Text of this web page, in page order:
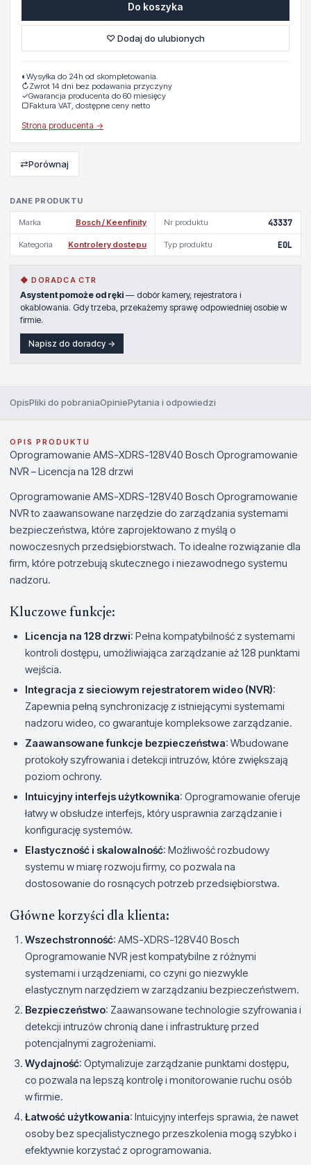
DANE PRODUKTU
Marka Bosch / Keenfinity Nr produktu 43337
Kategoria Kontrolery dostepu Typ produktu EOL
◆ DORADCA CTR
Asystent pomoże od ręki — dobór kamery, rejestratora i
okablowania. Gdy trzeba, przekażemy sprawę odpowiedniej osobie w
firmie.
Napisz do doradcy →
Do koszyka
♡ Dodaj do ulubionych
◐ Wysyłka do 24h od skompletowania.
↻Zwrot 14 dni bez podawania przyczyny
✓Gwarancja producenta do 60 miesięcy
▢Faktura VAT, dostępne ceny netto
Strona producenta →
⇄Porównaj
OpisPliki do pobraniaOpiniePytania i odpowiedzi
OPIS PRODUKTU
Oprogramowanie AMS-XDRS-128V40 Bosch Oprogramowanie
NVR – Licencja na 128 drzwi
Oprogramowanie AMS-XDRS-128V40 Bosch Oprogramowanie
NVR to zaawansowane narzędzie do zarządzania systemami
bezpieczeństwa, które zaprojektowano z myślą o
nowoczesnych przedsiębiorstwach. To idealne rozwiązanie dla
firm, które potrzebują skutecznego i niezawodnego systemu
nadzoru.
Kluczowe funkcje:
Licencja na 128 drzwi: Pełna kompatybilność z systemami
kontroli dostępu, umożliwiająca zarządzanie aż 128 punktami
wejścia.
Integracja z sieciowym rejestratorem wideo (NVR):
Zapewnia pełną synchronizację z istniejącymi systemami
nadzoru wideo, co gwarantuje kompleksowe zarządzanie.
Zaawansowane funkcje bezpieczeństwa: Wbudowane
protokoły szyfrowania i detekcji intruzów, które zwiększają
poziom ochrony.
Intuicyjny interfejs użytkownika: Oprogramowanie oferuje
łatwy w obsłudze interfejs, który usprawnia zarządzanie i
konfigurację systemów.
Elastyczność i skalowalność: Możliwość rozbudowy
systemu w miarę rozwoju firmy, co pozwala na
dostosowanie do rosnących potrzeb przedsiębiorstwa.
Główne korzyści dla klienta:
Wszechstronność: AMS-XDRS-128V40 Bosch
Oprogramowanie NVR jest kompatybilne z różnymi
systemami i urządzeniami, co czyni go niezwykle
elastycznym narzędziem w zarządzaniu bezpieczeństwem.
Bezpieczeństwo: Zaawansowane technologie szyfrowania i
detekcji intruzów chronią dane i infrastrukturę przed
potencjalnymi zagrożeniami.
Wydajność: Optymalizuje zarządzanie punktami dostępu,
co pozwala na lepszą kontrolę i monitorowanie ruchu osób
w firmie.
Łatwość użytkowania: Intuicyjny interfejs sprawia, że nawet
osoby bez specjalistycznego przeszkolenia mogą szybko i
efektywnie korzystać z oprogramowania.